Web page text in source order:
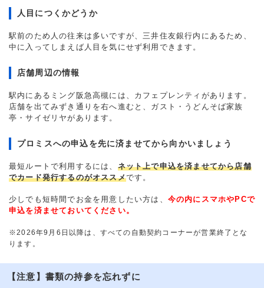
人目につくかどうか
駅前のため人の往来は多いですが、三井住友銀行内にあるため、
中に入ってしまえば人目を気にせず利用できます。
店舗周辺の情報
駅内にあるミング阪急高槻には、カフェプレンティがあります。
店舗を出てみずき通りを右へ進むと、ガスト・うどんそば家族
亭・サイゼリヤがあります。
プロミスへの申込を先に済ませてから向かいましょう
最短ルートで利用するには、 ネット上で申込を済ませてから店舗
でカード発行するのがオススメです。
少しでも短時間でお金を用意したい方は、 今の内にスマホやPCで
申込を済ませておいてください。
※2026年9月6日以降は、すべての自動契約コーナーが営業終了とな
ります。
【注意】書類の持参を忘れずに